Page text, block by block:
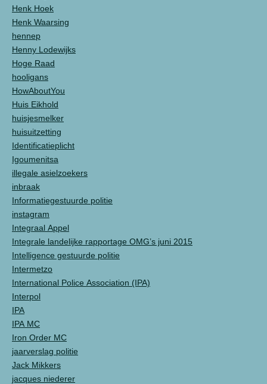
Henk Hoek
Henk Waarsing
hennep
Henny Lodewijks
Hoge Raad
hooligans
HowAboutYou
Huis Eikhold
huisjesmelker
huisuitzetting
Identificatieplicht
Igoumenitsa
illegale asielzoekers
inbraak
Informatiegestuurde politie
instagram
Integraal Appel
Integrale landelijke rapportage OMG’s juni 2015
Intelligence gestuurde politie
Intermetzo
International Police Association (IPA)
Interpol
IPA
IPA MC
Iron Order MC
jaarverslag politie
Jack Mikkers
jacques niederer